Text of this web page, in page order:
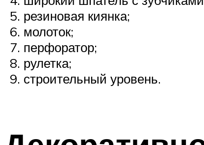
резиновая киянка;
молоток;
перфоратор;
рулетка;
строительный уровень.